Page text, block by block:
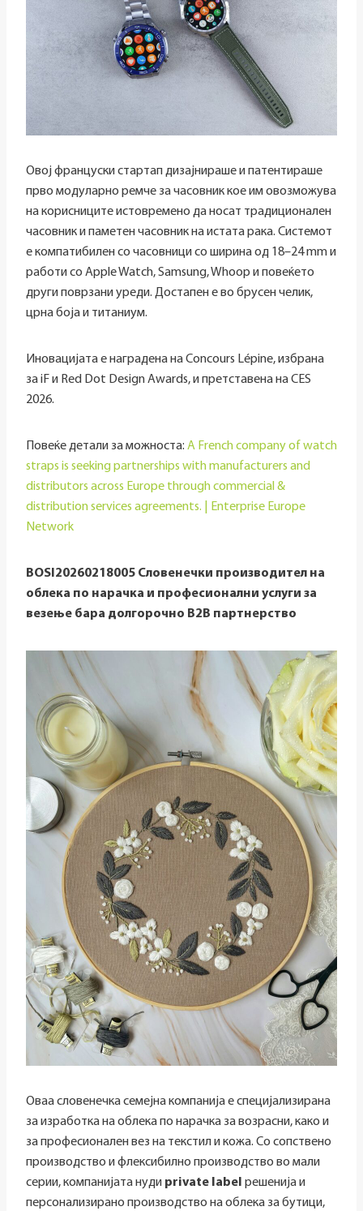
Овој француски стартап дизајнираше и патентираше
прво модуларно ремче за часовник кое им овозможува
на корисниците истовремено да носат традиционален
часовник и паметен часовник на истата рака. Системот
е компатибилен со часовници со ширина од 18–24 mm и
работи со Apple Watch, Samsung, Whoop и повеќето
други поврзани уреди. Достапен е во брусен челик,
црна боја и титаниум.
Иновацијата е наградена на Concours Lépine, избрана
за iF и Red Dot Design Awards, и претставена на CES
2026.
Повеќе детали за можноста: A French company of watch
straps is seeking partnerships with manufacturers and
distributors across Europe through commercial &
distribution services agreements. | Enterprise Europe
Network
BOSI20260218005 Словенечки производител на
облека по нарачка и професионални услуги за
везење бара долгорочно B2B партнерство
Оваа словенечка семејна компанија е специјализирана
за изработка на облека по нарачка за возрасни, како и
за професионален вез на текстил и кожа. Со сопствено
производство и флексибилно производство во мали
серии, компанијата нуди private label решенија и
персонализирано производство на облека за бутици,